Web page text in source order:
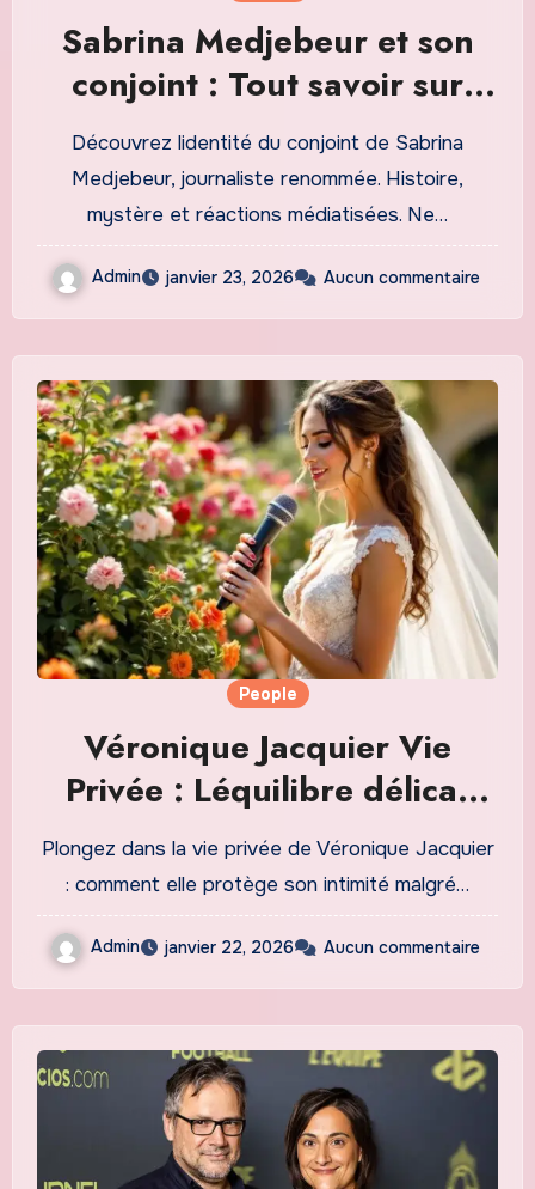
Sabrina Medjebeur et son
conjoint : Tout savoir sur
leur histoire secrète et
discrète
Découvrez lidentité du conjoint de Sabrina
Medjebeur, journaliste renommée. Histoire,
mystère et réactions médiatisées. Ne…
Admin janvier 23, 2026 Aucun commentaire
People
Véronique Jacquier Vie
Privée : Léquilibre délicat
entre vie publique et intimité
Plongez dans la vie privée de Véronique Jacquier
: comment elle protège son intimité malgré…
Admin janvier 22, 2026 Aucun commentaire